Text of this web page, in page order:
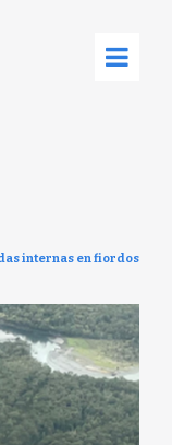
internas en fiordos